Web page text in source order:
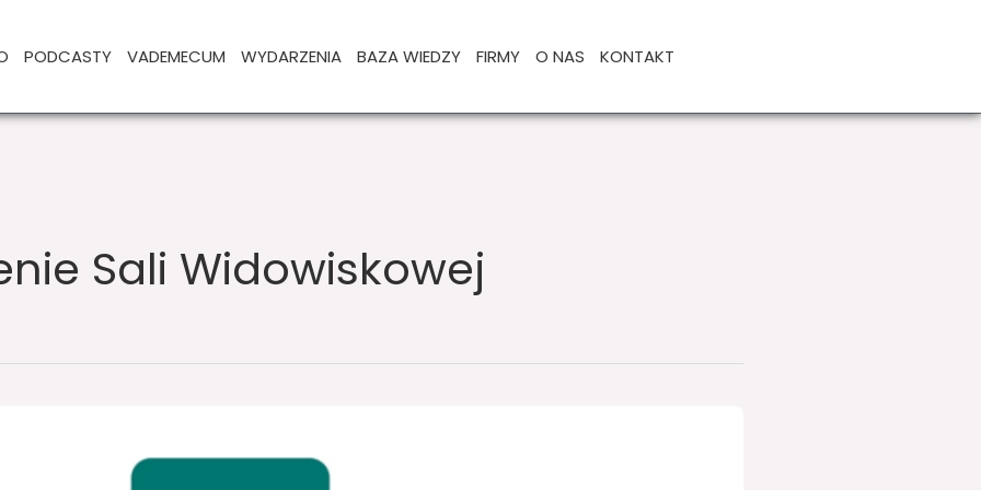
PODCASTY VADEMECUM WYDARZENIA BAZA WIEDZY FIRMY O NAS KONTAKT
Sali Widowiskowej